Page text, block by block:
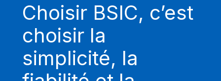
Choisir BSIC, c’est
choisir la
simplicité, la